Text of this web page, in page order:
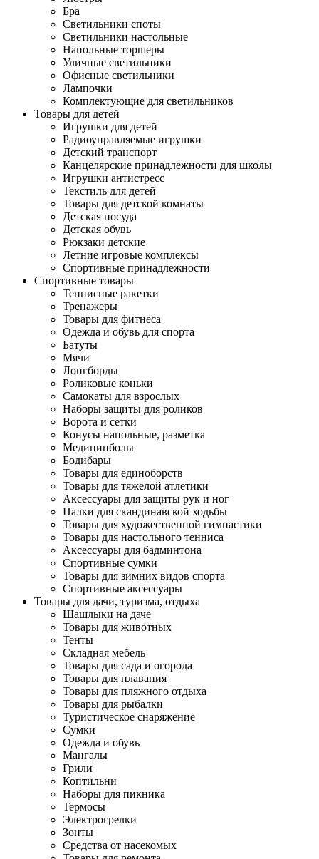
Бра
Светильники споты
Светильники настольные
Напольные торшеры
Уличные светильники
Офисные светильники
Лампочки
Комплектующие для светильников
Товары для детей
Игрушки для детей
Радиоуправляемые игрушки
Детский транспорт
Канцелярские принадлежности для школы
Игрушки антистресс
Текстиль для детей
Товары для детской комнаты
Детская посуда
Детская обувь
Рюкзаки детские
Летние игровые комплексы
Спортивные принадлежности
Спортивные товары
Теннисные ракетки
Тренажеры
Товары для фитнеса
Одежда и обувь для спорта
Батуты
Мячи
Лонгборды
Роликовые коньки
Самокаты для взрослых
Наборы защиты для роликов
Ворота и сетки
Конусы напольные, разметка
Медицинболы
Бодибары
Товары для единоборств
Товары для тяжелой атлетики
Аксессуары для защиты рук и ног
Палки для скандинавской ходьбы
Товары для художественной гимнастики
Товары для настольного тенниса
Аксессуары для бадминтона
Спортивные сумки
Товары для зимних видов спорта
Спортивные аксессуары
Товары для дачи, туризма, отдыха
Шашлыки на даче
Товары для животных
Тенты
Складная мебель
Товары для сада и огорода
Товары для плавания
Товары для пляжного отдыха
Товары для рыбалки
Туристическое снаряжение
Сумки
Одежда и обувь
Мангалы
Грили
Коптильни
Наборы для пикника
Термосы
Электрогрелки
Зонты
Средства от насекомых